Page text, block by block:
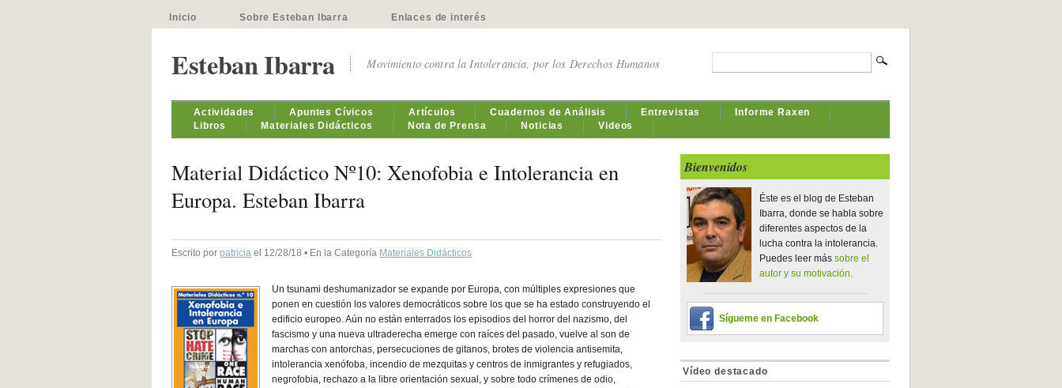
Inicio Sobre Esteban Ibarra Enlaces de interés
Esteban Ibarra Movimiento contra la Intolerancia, por los Derechos Humanos
Actividades Apuntes Cívicos Artículos Cuadernos de Análisis Entrevistas
Informe Raxen
Libros
Materiales Didácticos Nota de Prensa Noticias Videos
Material Didáctico Nº10: Xenofobia e Intolerancia en
Europa. Esteban Ibarra
Escrito por patricia el 12/28/18 • En la Categoría Materiales Didácticos
Un tsunami deshumanizador se expande por Europa, con múltiples expresiones que
ponen en cuestión los valores democráticos sobre los que se ha estado construyendo el
edificio europeo. Aún no están enterrados los episodios del horror del nazismo, del
fascismo y una nueva ultraderecha emerge con raíces del pasado, vuelve al son de
marchas con antorchas, persecuciones de gitanos, brotes de violencia antisemita,
intolerancia xenófoba, incendio de mezquitas y centros de inmigrantes y refugiados,
negrofobia, rechazo a la libre orientación sexual, y sobre todo crímenes de odio,
Bienvenidos
Éste es el blog de Esteban
Ibarra, donde se habla sobre
diferentes aspectos de la
lucha contra la intolerancia.
Puedes leer más sobre el
autor y su motivación.
Sígueme en Facebook
Vídeo destacado